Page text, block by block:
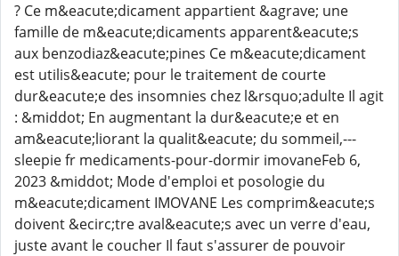
? Ce m&eacute;dicament appartient &agrave; une
famille de m&eacute;dicaments apparent&eacute;s
aux benzodiaz&eacute;pines Ce m&eacute;dicament
est utilis&eacute; pour le traitement de courte
dur&eacute;e des insomnies chez l&rsquo;adulte Il agit
: &middot; En augmentant la dur&eacute;e et en
am&eacute;liorant la qualit&eacute; du sommeil,---
sleepie fr medicaments-pour-dormir imovaneFeb 6,
2023 &middot; Mode d'emploi et posologie du
m&eacute;dicament IMOVANE Les comprim&eacute;s
doivent &ecirc;tre aval&eacute;s avec un verre d'eau,
juste avant le coucher Il faut s'assurer de pouvoir